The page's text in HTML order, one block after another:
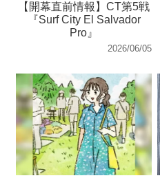
【開幕直前情報】CT第5戦
『Surf City El Salvador
Pro』
2026/06/05